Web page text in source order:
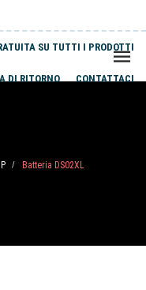
SU TUTTI I PRODOTTI
DI RITORNO CONTATTACI
/ Batteria DS02XL